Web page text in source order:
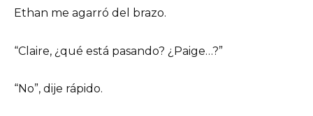
Ethan me agarró del brazo.
“Claire, ¿qué está pasando? ¿Paige…?”
“No”, dije rápido.